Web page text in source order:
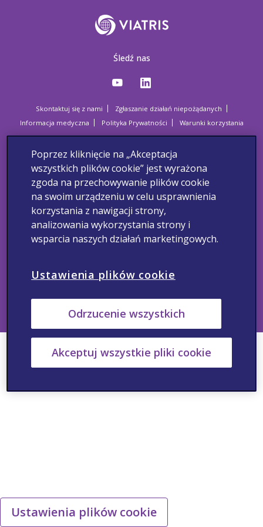
Śledź nas
Skontaktuj się z nami
Zgłaszanie działań niepożądanych
Informacja medyczna
Polityka Prywatności Warunki korzystania
Ta strona internetowa jest przeznaczona dla lekarzy, pielęgniarek,
farmaceutów i innych pracowników ochrony zdrowia. Wszelkie
podejrzewane działania niepożądane powinny zostać zgłoszone.
Zgłoszenia można dokonać za pośrednictwem Departamentu
Monitorowania Niepożądanych Działań Produktów Leczniczych
Urzędu Rejestracji Produktów Leczniczych, Wyrobów Medycznych i
Produktów Biobójczych: Al. Jerozolimskie 181C, 02-222 Warszawa,
tel.: + 48 22 49 21 301, faks: + 48 22 49 21 309, strona internetowa:
64 00 lub mailowo:PV.Poland@viatris.com
Ustawienia plików cookie
Poprzez kliknięcie na „Akceptacja
wszystkich plików cookie” jest wyrażona
zgoda na przechowywanie plików cookie
na swoim urządzeniu w celu usprawnienia
korzystania z nawigacji strony,
analizowania wykorzystania strony i
wsparcia naszych działań marketingowych.
Ustawienia plików cookie
Odrzucenie wszystkich
Akceptuj wszystkie pliki cookie